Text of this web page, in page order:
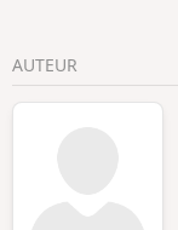
AUTEUR